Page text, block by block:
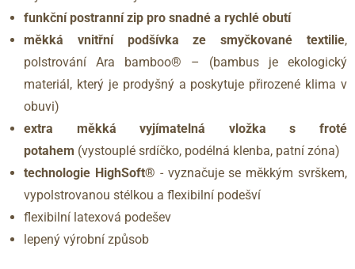
funkční postranní zip pro snadné a rychlé obutí
měkká vnitřní podšívka ze smyčkované textilie,
polstrování Ara bamboo® – (bambus je ekologický
materiál, který je prodyšný a poskytuje přirozené klima v
obuvi)
extra měkká vyjímatelná vložka s froté
potahem (vystouplé srdíčko, podélná klenba, patní zóna)
technologie HighSoft® - vyznačuje se měkkým svrškem,
vypolstrovanou stélkou a flexibilní podešví
flexibilní latexová podešev
lepený výrobní způsob